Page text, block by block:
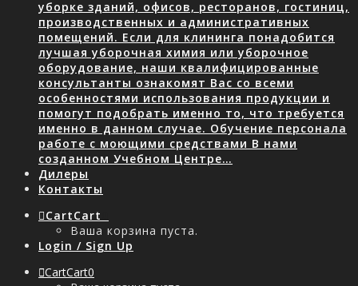
уборке зданий, офисов, ресторанов, гостиниц,
производственных и административных
помещений. Если для клининга понадобится
лучшая уборочная химия или уборочное
оборудование, наши квалифицированные
консультанты ознакомят Вас со всеми
особенностями использования продукции и
помогут подобрать именно то, что требуется
именно в данном случае. Обучение персонала
работе с моющими средствами В нами
созданном Учебном Центре…
Дилеры
Контакты
CartCart
Ваша корзина пуста.
Login / Sign Up
CartCart0